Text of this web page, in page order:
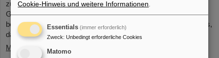
zuvor) mit einer Rate von bis zu 50 kHz – mehr als eine
Größenordnung über der bisher erreichten. Die Arbeiten
beinhalteten den Neustart des verbesserten ALICE-Experiments,
das erfolgreich Daten nehmen konnte.
Mehr »
Cookie-Hinweis und weitere Informationen
Essentials (immer erforderlich)
Zweck: Unbedingt erforderliche Cookies
Matomo